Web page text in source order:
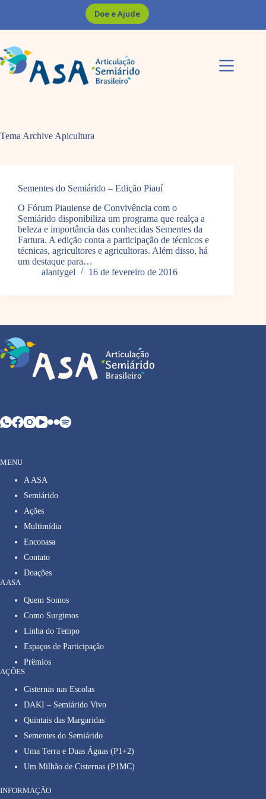
Doe e Ajude
Tema Archive Apicultura
Sementes do Semiárido – Edição Piauí
O Fórum Piauiense de Convivência com o
Semiárido disponibiliza um programa que realça a
beleza e importância das conhecidas Sementes da
Fartura. A edição conta a participação de técnicos e
técnicas, agricultores e agricultoras. Além disso, há
um destaque para…
alantygel
16 de fevereiro de 2016
MENU
A ASA
Semiárido
Ações
Multimídia
Enconasa
Contato
Doações
A ASA
Quem Somos
Como Surgimos
Linha do Tempo
Espaços de Participação
Prêmios
AÇÕES
Cisternas nas Escolas
DAKI – Semiárido Vivo
Quintais das Margaridas
Sementes do Semiárido
Uma Terra e Duas Águas (P1+2)
Um Milhão de Cisternas (P1MC)
INFORMAÇÃO